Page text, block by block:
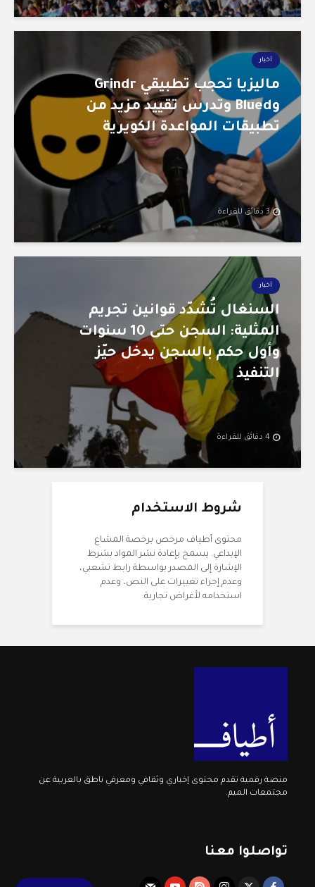
أخبار
ماليزيا تحجب تطبيقي Grindr
وBlued وتدرس تقييد مزيد من
تطبيقات المواعدة الكويرية
3 دقائق للقراءة
أخبار
السنغال تُشدّد قوانين تجريم
المثلية: السجن حتى 10 سنوات
وأول حكم بالسجن يدخل حيّز
التنفيذ
4 دقائق للقراءة
شروط الاستخدام
محتوى أطياف مرخص برخصة المشاع
الإبداعي. يسمح بإعادة نشر المواد بشرط
الإشارة إلى المصدر بواسطة رابط تشعبي،
وعدم إجراء تغييرات على النص، وعدم
استخدامه لأغراض تجارية.
منصة رقمية تقدم محتوى إخباري وثقافي ومعرفي ناطق بالعربية عن
مجتمعات الميم.
تواصلوا معنا